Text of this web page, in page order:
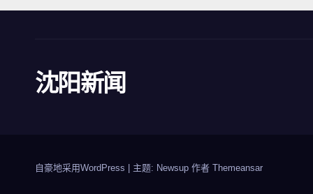
沈阳新闻
自豪地采用WordPress 主题: Newsup 作者 Themeansar